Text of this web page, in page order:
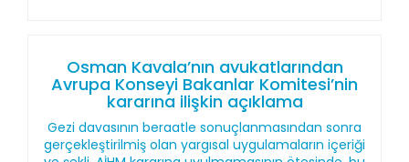
Osman Kavala’nın avukatlarından
Avrupa Konseyi Bakanlar Komitesi’nin
kararına ilişkin açıklama
Gezi davasının beraatle sonuçlanmasından sonra
gerçekleştirilmiş olan yargısal uygulamaların içeriği